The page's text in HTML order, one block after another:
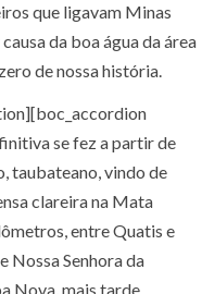
que ligavam Minas
da boa água da área
de nossa história.
se fez a partir de
taubateano, vindo de
clareira na Mata
entre Quatis e
Nossa Senhora da
Nova, mais tarde